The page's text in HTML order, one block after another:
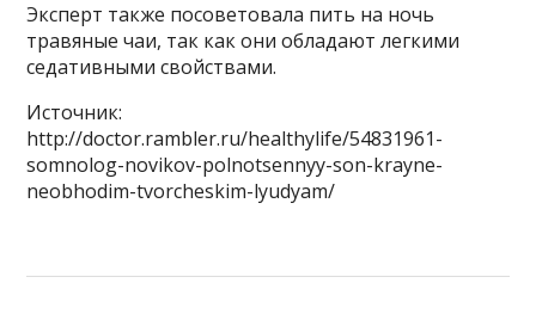
Эксперт также посоветовала пить на ночь
травяные чаи, так как они обладают легкими
седативными свойствами.
Источник:
http://doctor.rambler.ru/healthylife/54831961-
somnolog-novikov-polnotsennyy-son-krayne-
neobhodim-tvorcheskim-lyudyam/